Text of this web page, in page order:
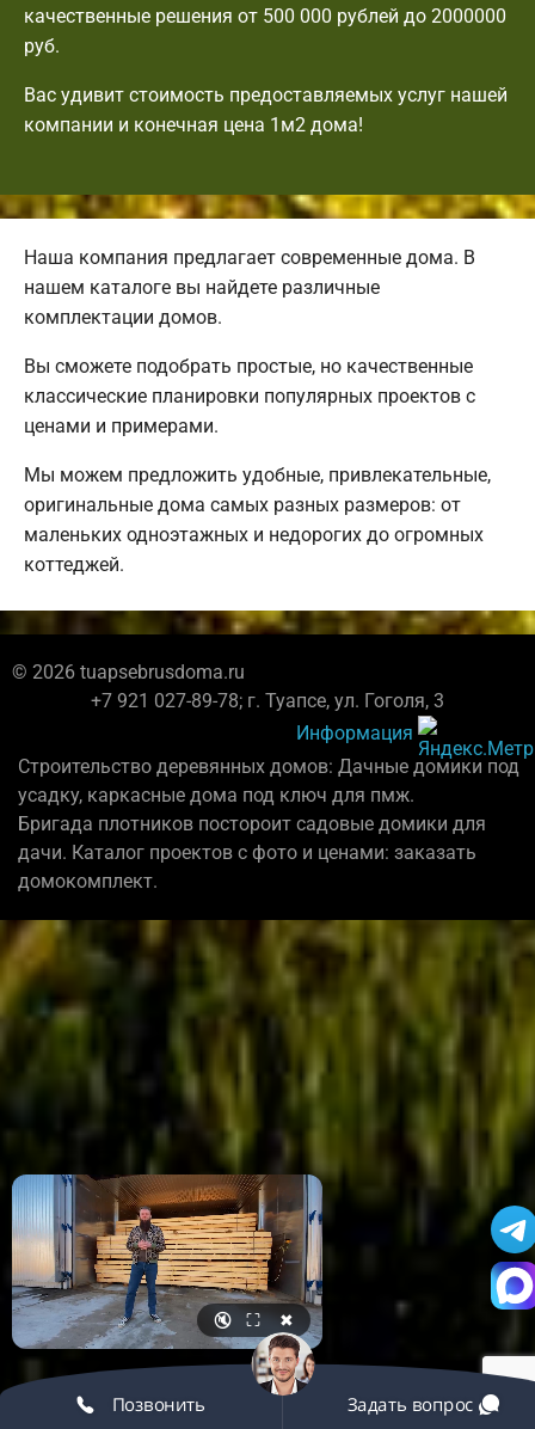
качественные решения от 500 000 рублей до 2000000
руб.
Вас удивит стоимость предоставляемых услуг нашей
компании и конечная цена 1м2 дома!
Наша компания предлагает современные дома. В
нашем каталоге вы найдете различные
комплектации домов.
Вы сможете подобрать простые, но качественные
классические планировки популярных проектов с
ценами и примерами.
Мы можем предложить удобные, привлекательные,
оригинальные дома самых разных размеров: от
маленьких одноэтажных и недорогих до огромных
коттеджей.
© 2026 tuapsebrusdoma.ru
+7 921 027-89-78; г. Туапсе, ул. Гоголя, 3
Информация
Строительство деревянных домов: Дачные домики под
усадку, каркасные дома под ключ для пмж.
Бригада плотников постороит садовые домики для
дачи. Каталог проектов с фото и ценами: заказать
домокомплект.
🔇 ⛶ ✖
Позвонить Задать вопрос